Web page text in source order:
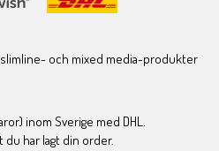
och mixed media-produkter
inom Sverige med DHL.
du har lagt din order.